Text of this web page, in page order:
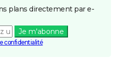
plans directement par e-
Je m'abonne
confidentialité